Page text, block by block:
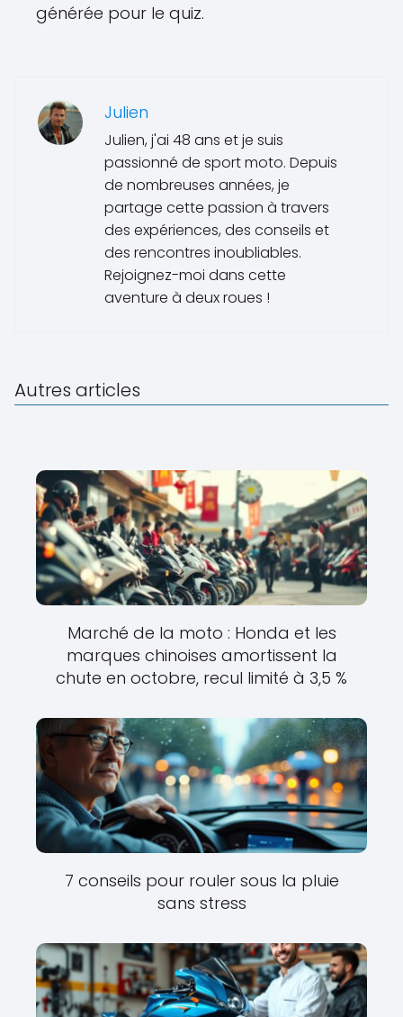
générée pour le quiz.
Julien
Julien, j'ai 48 ans et je suis
passionné de sport moto. Depuis
de nombreuses années, je
partage cette passion à travers
des expériences, des conseils et
des rencontres inoubliables.
Rejoignez-moi dans cette
aventure à deux roues !
Autres articles
Marché de la moto : Honda et les
marques chinoises amortissent la
chute en octobre, recul limité à 3,5 %
7 conseils pour rouler sous la pluie
sans stress